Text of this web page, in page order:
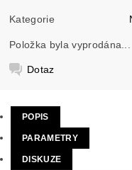
Kategorie
Položka byla vyprodána...
Dotaz
POPIS
PARAMETRY
DISKUZE